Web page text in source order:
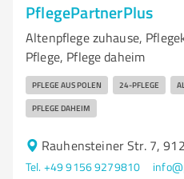
PflegePartnerPlus
Altenpflege zuhause,
Pflege, Pflege daheim
PFLEGE AUS POLEN 24-PFLEGE
PFLEGE DAHEIM
Rauhensteiner Str. 7,
Tel. +49 9156 9279810